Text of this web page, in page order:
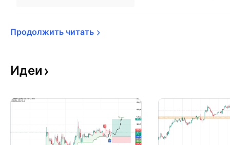
Продолжить читать
Идеи